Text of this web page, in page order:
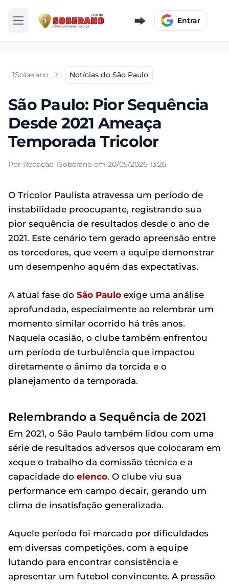
Abrir menu Entrar
1Soberano Notícias do São Paulo
São Paulo: Pior Sequência
Desde 2021 Ameaça
Temporada Tricolor
Por Redação 1Soberano em 20/05/2026 13:26
O Tricolor Paulista atravessa um período de
instabilidade preocupante, registrando sua
pior sequência de resultados desde o ano de
2021. Este cenário tem gerado apreensão entre
os torcedores, que veem a equipe demonstrar
um desempenho aquém das expectativas.
A atual fase do São Paulo exige uma análise
aprofundada, especialmente ao relembrar um
momento similar ocorrido há três anos.
Naquela ocasião, o clube também enfrentou
um período de turbulência que impactou
diretamente o ânimo da torcida e o
planejamento da temporada.
Relembrando a Sequência de 2021
Em 2021, o São Paulo também lidou com uma
série de resultados adversos que colocaram em
xeque o trabalho da comissão técnica e a
capacidade do elenco. O clube viu sua
performance em campo decair, gerando um
clima de insatisfação generalizada.
Aquele período foi marcado por dificuldades
em diversas competições, com a equipe
lutando para encontrar consistência e
apresentar um futebol convincente. A pressão